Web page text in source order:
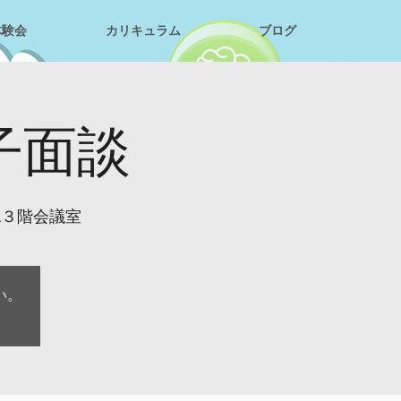
会 カリキュラム ブログ
面談
階会議室